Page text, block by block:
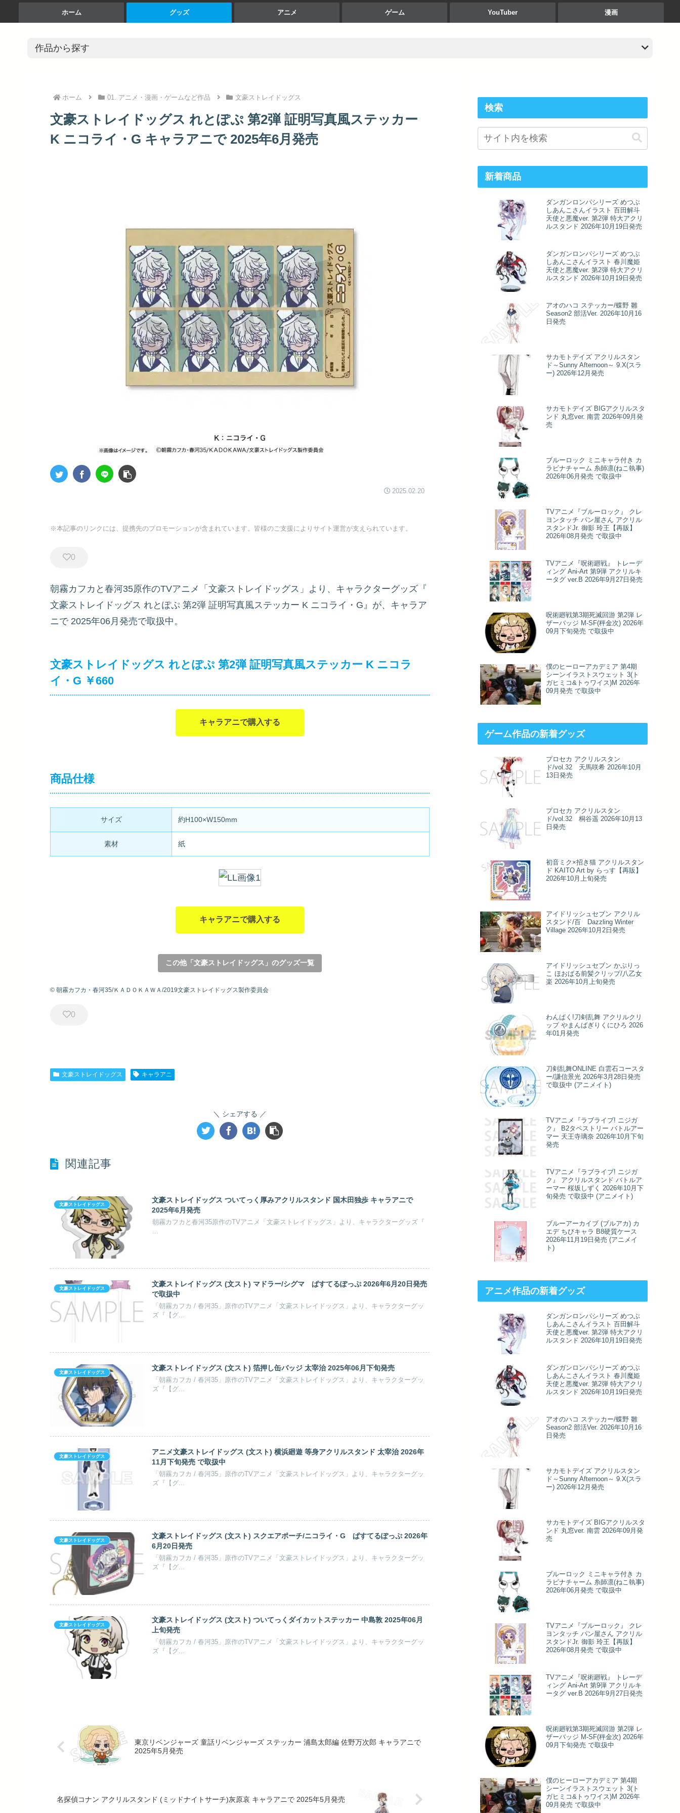
ホーム グッズ アニメ ゲーム YouTuber 漫画
ホーム 01. アニメ・漫画・ゲームなど作品 文豪ストレイドッグス
文豪ストレイドッグス れとぽぷ 第2弾 証明写真風ステッカー
K ニコライ・G キャラアニで 2025年6月発売
2025.02.20
※本記事のリンクには、提携先のプロモーションが含まれています。皆様のご支援によりサイト運営が支えられています。
0
朝霧カフカと春河35原作のTVアニメ「文豪ストレイドッグス」より、キャラクターグッズ『
文豪ストレイドッグス れとぽぷ 第2弾 証明写真風ステッカー K ニコライ・G』が、キャラア
ニで2025年06月発売で取扱中。
文豪ストレイドッグス れとぽぷ 第2弾 証明写真風ステッカー K ニコラ
イ・G ￥660
キャラアニで購入する
商品仕様
サイズ 約H100×W150mm
素材 紙
キャラアニで購入する
この他「文豪ストレイドッグス」のグッズ一覧
© 朝霧カフカ・春河35/ＫＡＤＯＫＡＷＡ/2019文豪ストレイドッグス製作委員会
0
文豪ストレイドッグス キャラアニ
シェアする
関連記事
文豪ストレイドッグス
文豪ストレイドッグス ついてっく厚みアクリルスタンド 国木田独歩 キャラアニで
2025年6月発売
朝霧カフカと春河35原作のTVアニメ「文豪ストレイドッグス」より、キャラクターグッズ『
文豪ストレイドッグス
文豪ストレイドッグス (文スト) マドラー/シグマ ぱすてるぽっぷ 2026年6月20日発売
で取扱中
「朝霧カフカ / 春河35」原作のTVアニメ「文豪ストレイドッグス」より、キャラクターグッ
ズ『【グ...
文豪ストレイドッグス
文豪ストレイドッグス (文スト) 箔押し缶バッジ 太宰治 2025年06月下旬発売
「朝霧カフカ / 春河35」原作のTVアニメ「文豪ストレイドッグス」より、キャラクターグッ
ズ『【グ...
文豪ストレイドッグス
アニメ文豪ストレイドッグス (文スト) 横浜廻遊 等身アクリルスタンド 太宰治 2026年
11月下旬発売 で取扱中
「朝霧カフカ / 春河35」原作のTVアニメ「文豪ストレイドッグス」より、キャラクターグッ
ズ『【グ...
文豪ストレイドッグス
文豪ストレイドッグス (文スト) スクエアポーチ/ニコライ・G ぱすてるぽっぷ 2026年
6月20日発売
「朝霧カフカ / 春河35」原作のTVアニメ「文豪ストレイドッグス」より、キャラクターグッ
ズ『【グ...
文豪ストレイドッグス
文豪ストレイドッグス (文スト) ついてっくダイカットステッカー 中島敦 2025年06月
上旬発売
「朝霧カフカ / 春河35」原作のTVアニメ「文豪ストレイドッグス」より、キャラクターグッ
ズ『【グ...
東京リベンジャーズ 童話リベンジャーズ ステッカー 浦島太郎編 佐野万次郎 キャラアニで
2025年5月発売
名探偵コナン アクリルスタンド (ミッドナイトサーチ)灰原哀 キャラアニで 2025年5月発売
検索
新着商品
ダンガンロンパシリーズ めつぶ
しあんこさんイラスト 百田解斗
天使と悪魔ver. 第2弾 特大アクリ
ルスタンド 2026年10月19日発売
ダンガンロンパシリーズ めつぶ
しあんこさんイラスト 春川魔姫
天使と悪魔ver. 第2弾 特大アクリ
ルスタンド 2026年10月19日発売
アオのハコ ステッカー/蝶野 雛
Season2 部活Ver. 2026年10月16
日発売
サカモトデイズ アクリルスタン
ド～Sunny Afternoon～ 9.X(スラ
ー) 2026年12月発売
サカモトデイズ BIGアクリルスタ
ンド 丸窓ver. 南雲 2026年09月発
売
ブルーロック ミニキャラ付き カ
ラビナチャーム 糸師凛(ねこ執事)
2026年06月発売 で取扱中
TVアニメ『ブルーロック』 クレ
ヨンタッチ パン屋さん アクリル
スタンドJr. 御影 玲王【再販】
2026年08月発売 で取扱中
TVアニメ『呪術廻戦』 トレーデ
ィング Ani-Art 第9弾 アクリルキ
ータグ ver.B 2026年9月27日発売
呪術廻戦第3期死滅回游 第2弾 レ
ザーバッジ M-SF(秤金次) 2026年
09月下旬発売 で取扱中
僕のヒーローアカデミア 第4期
シーンイラストスウェット 3(ト
ガヒミコ&トゥワイス)M 2026年
09月発売 で取扱中
ゲーム作品の新着グッズ
プロセカ アクリルスタン
ド/vol.32 天馬咲希 2026年10月
13日発売
プロセカ アクリルスタン
ド/vol.32 桐谷遥 2026年10月13
日発売
初音ミク×招き猫 アクリルスタン
ド KAITO Art by らっす【再販】
2026年10月上旬発売
アイドリッシュセブン アクリル
スタンド/百 Dazzling Winter
Village 2026年10月2日発売
アイドリッシュセブン かぷりっ
こ ほおばる前髪クリップ/八乙女
楽 2026年10月上旬発売
わんぱく!刀剣乱舞 アクリルクリ
ップ やまんばぎりくにひろ 2026
年01月発売
刀剣乱舞ONLINE 白雲石コースタ
ー/謙信景光 2026年3月28日発売
で取扱中 (アニメイト)
TVアニメ『ラブライブ! ニジガ
ク』 B2タペストリー バトルアー
マー 天王寺璃奈 2026年10月下旬
発売
TVアニメ『ラブライブ! ニジガ
ク』 アクリルスタンド バトルア
ーマー 桜坂しずく 2026年10月下
旬発売 で取扱中 (アニメイト)
ブルーアーカイブ (ブルアカ) カ
エデ ちびキャラ B8硬質ケース
2026年11月19日発売 (アニメイ
ト)
アニメ作品の新着グッズ
ダンガンロンパシリーズ めつぶ
しあんこさんイラスト 百田解斗
天使と悪魔ver. 第2弾 特大アクリ
ルスタンド 2026年10月19日発売
ダンガンロンパシリーズ めつぶ
しあんこさんイラスト 春川魔姫
天使と悪魔ver. 第2弾 特大アクリ
ルスタンド 2026年10月19日発売
アオのハコ ステッカー/蝶野 雛
Season2 部活Ver. 2026年10月16
日発売
サカモトデイズ アクリルスタン
ド～Sunny Afternoon～ 9.X(スラ
ー) 2026年12月発売
サカモトデイズ BIGアクリルスタ
ンド 丸窓ver. 南雲 2026年09月発
売
ブルーロック ミニキャラ付き カ
ラビナチャーム 糸師凛(ねこ執事)
2026年06月発売 で取扱中
TVアニメ『ブルーロック』 クレ
ヨンタッチ パン屋さん アクリル
スタンドJr. 御影 玲王【再販】
2026年08月発売 で取扱中
TVアニメ『呪術廻戦』 トレーデ
ィング Ani-Art 第9弾 アクリルキ
ータグ ver.B 2026年9月27日発売
呪術廻戦第3期死滅回游 第2弾 レ
ザーバッジ M-SF(秤金次) 2026年
09月下旬発売 で取扱中
僕のヒーローアカデミア 第4期
シーンイラストスウェット 3(ト
ガヒミコ&トゥワイス)M 2026年
09月発売 で取扱中